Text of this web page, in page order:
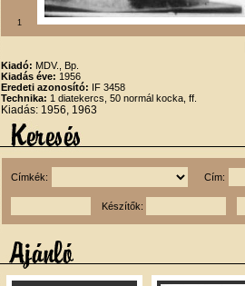
1
Kiadó: MDV., Bp.
Kiadás éve: 1956
Eredeti azonosító: IF 3458
Technika: 1 diatekercs, 50 normál kocka, ff.
Kiadás: 1956, 1963
Címkék: Cím:
Készítők: